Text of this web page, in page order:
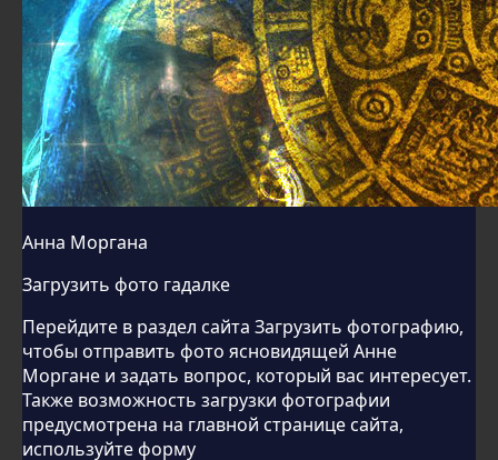
Анна Моргана
Загрузить фото гадалке
Перейдите в раздел сайта Загрузить фотографию,
чтобы отправить фото ясновидящей Анне
Моргане и задать вопрос, который вас интересует.
Также возможность загрузки фотографии
предусмотрена на главной странице сайта,
используйте форму